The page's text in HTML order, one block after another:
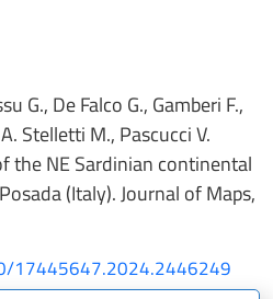
G., De Falco G., Gamberi F.,
Stelletti M., Pascucci V.
the NE Sardinian continental
(Italy). Journal of Maps,
17445647.2024.2446249